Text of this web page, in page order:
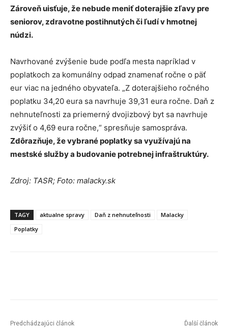
Zároveň uisťuje, že nebude meniť doterajšie zľavy pre
seniorov, zdravotne postihnutých či ľudí v hmotnej
núdzi.
Navrhované zvýšenie bude podľa mesta napríklad v
poplatkoch za komunálny odpad znamenať ročne o päť
eur viac na jedného obyvateľa. „Z doterajšieho ročného
poplatku 34,20 eura sa navrhuje 39,31 eura ročne. Daň z
nehnuteľnosti za priemerný dvojizbový byt sa navrhuje
zvýšiť o 4,69 eura ročne,“ spresňuje samospráva.
Zdôrazňuje, že vybrané poplatky sa využívajú na
mestské služby a budovanie potrebnej infraštruktúry.
Zdroj: TASR; Foto: malacky.sk
TAGY aktualne spravy Daň z nehnuteľnosti
Malacky
Poplatky
Predchádzajúci článok Ďalší článok